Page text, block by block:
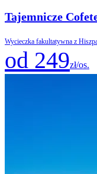
Tajemnicze
Wycieczka fakultatywna z
od 249zł/os.